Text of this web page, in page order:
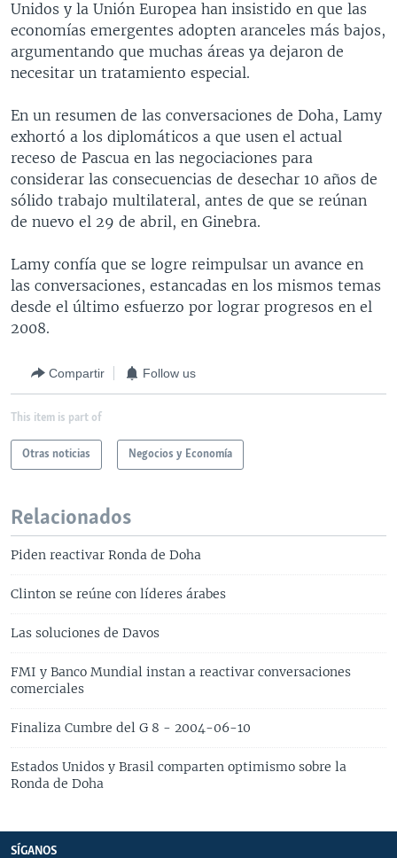
ENTRETENIMIENTO
Unidos y la Unión Europea han insistido en que las
economías emergentes adopten aranceles más bajos,
argumentando que muchas áreas ya dejaron de
necesitar un tratamiento especial.
En un resumen de las conversaciones de Doha, Lamy
exhortó a los diplomáticos a que usen el actual
receso de Pascua en las negociaciones para
considerar las consecuencias de desechar 10 años de
sólido trabajo multilateral, antes de que se reúnan
de nuevo el 29 de abril, en Ginebra.
Lamy confía que se logre reimpulsar un avance en
las conversaciones, estancadas en los mismos temas
desde el último esfuerzo por lograr progresos en el
2008.
Compartir Follow us
This item is part of
Otras noticias Negocios y Economía
Relacionados
Piden reactivar Ronda de Doha
Clinton se reúne con líderes árabes
Las soluciones de Davos
FMI y Banco Mundial instan a reactivar conversaciones
comerciales
Finaliza Cumbre del G 8 - 2004-06-10
Estados Unidos y Brasil comparten optimismo sobre la
Ronda de Doha
SÍGANOS